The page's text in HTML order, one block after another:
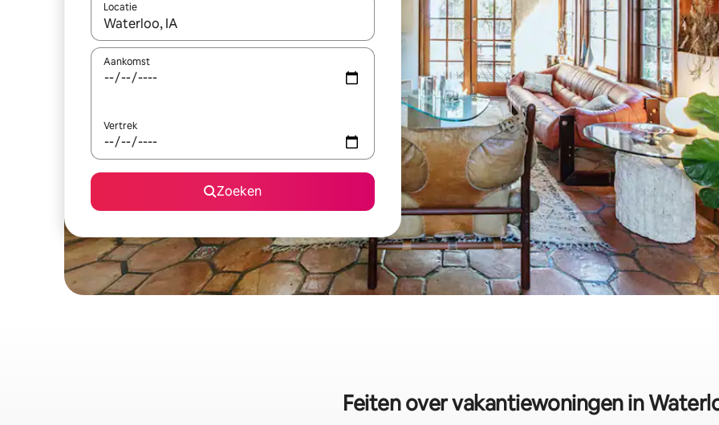
Locatie
Wanneer er suggesties beschikbaar zijn, maak je een keuze met je de pijltjestoetsen omhoog en omlaag, óf door te
Aankomst
Vertrek
Zoeken
Feiten over vakantiewoningen in